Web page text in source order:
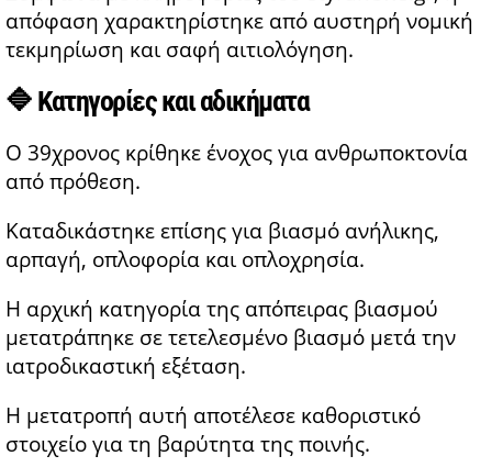
απόφαση χαρακτηρίστηκε από αυστηρή νομική
τεκμηρίωση και σαφή αιτιολόγηση.
🔷 Κατηγορίες και αδικήματα
Ο 39χρονος κρίθηκε ένοχος για ανθρωποκτονία
από πρόθεση.
Καταδικάστηκε επίσης για βιασμό ανήλικης,
αρπαγή, οπλοφορία και οπλοχρησία.
Η αρχική κατηγορία της απόπειρας βιασμού
μετατράπηκε σε τετελεσμένο βιασμό μετά την
ιατροδικαστική εξέταση.
Η μετατροπή αυτή αποτέλεσε καθοριστικό
στοιχείο για τη βαρύτητα της ποινής.